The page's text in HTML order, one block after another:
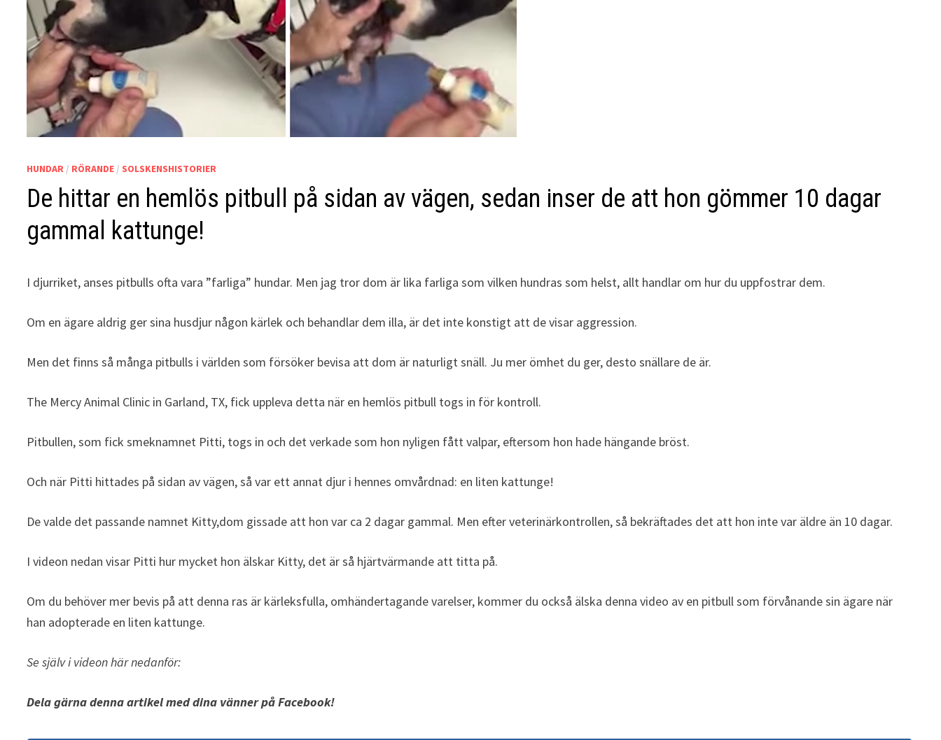
HUNDAR / RÖRANDE / SOLSKENSHISTORIER
De hittar en hemlös pitbull på sidan av vägen, sedan inser de att hon gömmer 10 dagar
gammal kattunge!
I djurriket, anses pitbulls ofta vara ”farliga” hundar. Men jag tror dom är lika farliga som vilken hundras som helst, allt handlar om hur du uppfostrar dem.
Om en ägare aldrig ger sina husdjur någon kärlek och behandlar dem illa, är det inte konstigt att de visar aggression.
Men det finns så många pitbulls i världen som försöker bevisa att dom är naturligt snäll. Ju mer ömhet du ger, desto snällare de är.
The Mercy Animal Clinic in Garland, TX, fick uppleva detta när en hemlös pitbull togs in för kontroll.
Pitbullen, som fick smeknamnet Pitti, togs in och det verkade som hon nyligen fått valpar, eftersom hon hade hängande bröst.
Och när Pitti hittades på sidan av vägen, så var ett annat djur i hennes omvårdnad: en liten kattunge!
De valde det passande namnet Kitty,dom gissade att hon var ca 2 dagar gammal. Men efter veterinärkontrollen, så bekräftades det att hon inte var äldre än 10 dagar.
I videon nedan visar Pitti hur mycket hon älskar Kitty, det är så hjärtvärmande att titta på.
Om du behöver mer bevis på att denna ras är kärleksfulla, omhändertagande varelser, kommer du också älska denna video av en pitbull som förvånande sin ägare när
han adopterade en liten kattunge.
Se själv i videon här nedanför:
Dela gärna denna artikel med dina vänner på Facebook!